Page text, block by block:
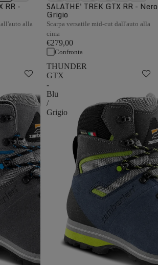
RR -
alla
SALATHE' TREK GTX RR - Nero
Grigio
Scarpa versatile mid-cut dall'auto alla
cima
€279,00
Confronta
THUNDER
GTX
-
Blu
/
Grigio